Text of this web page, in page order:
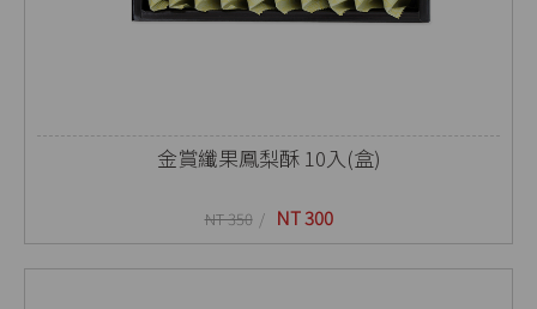
金賞纖果鳳梨酥 10入(盒)
NT 350 NT 300